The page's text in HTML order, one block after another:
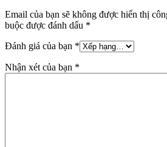
Email của bạn sẽ không được hiển thị
buộc được đánh dấu *
Đánh giá của bạn *
Nhận xét của bạn *